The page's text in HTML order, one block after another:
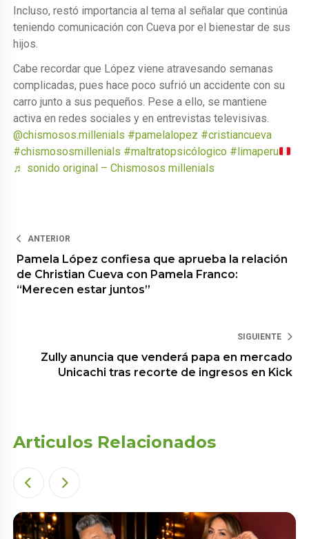
Incluso, restó importancia al tema al señalar que continúa
teniendo comunicación con Cueva por el bienestar de sus
hijos.
Cabe recordar que López viene atravesando semanas
complicadas, pues hace poco sufrió un accidente con su
carro junto a sus pequeños. Pese a ello, se mantiene
activa en redes sociales y en entrevistas televisivas.
@chismosos.millenials #pamelalopez #cristiancueva
#chismososmillenials #maltratopsicólogico #limaperu
♬ sonido original – Chismosos millenials
ANTERIOR
Pamela López confiesa que aprueba la relación
de Christian Cueva con Pamela Franco:
“Merecen estar juntos”
SIGUIENTE
Zully anuncia que venderá papa en mercado
Unicachi tras recorte de ingresos en Kick
Articulos Relacionados